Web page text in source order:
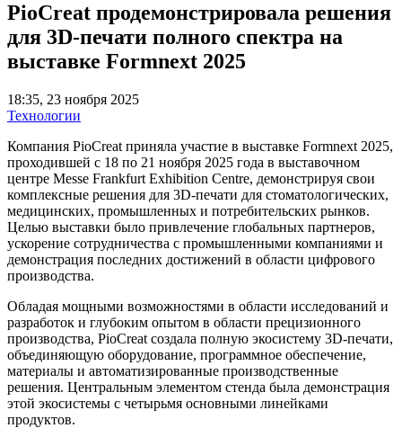
PioCreat продемонстрировала решения
для 3D-печати полного спектра на
выставке Formnext 2025
18:35, 23 ноября 2025
Технологии
Компания PioCreat приняла участие в выставке Formnext 2025,
проходившей с 18 по 21 ноября 2025 года в выставочном
центре Messe Frankfurt Exhibition Centre, демонстрируя свои
комплексные решения для 3D-печати для стоматологических,
медицинских, промышленных и потребительских рынков.
Целью выставки было привлечение глобальных партнеров,
ускорение сотрудничества с промышленными компаниями и
демонстрация последних достижений в области цифрового
производства.
Обладая мощными возможностями в области исследований и
разработок и глубоким опытом в области прецизионного
производства, PioCreat создала полную экосистему 3D-печати,
объединяющую оборудование, программное обеспечение,
материалы и автоматизированные производственные
решения. Центральным элементом стенда была демонстрация
этой экосистемы с четырьмя основными линейками
продуктов.